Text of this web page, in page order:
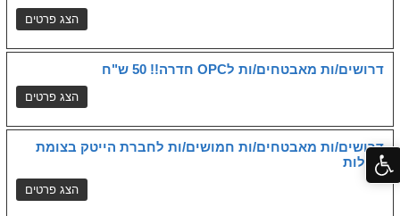
דרושים/ות מאבטחים/ות לOPC חדרה!! 50 ש"ח
דרושים/ות מאבטחים/ות חמושים/ות לחברת הייטק בצומת
גלילות